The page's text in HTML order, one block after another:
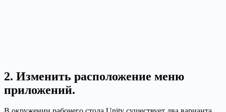
2. Изменить расположение меню
приложений.